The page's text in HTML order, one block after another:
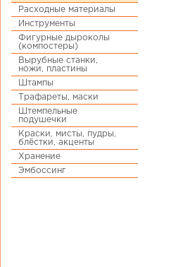
Расходные материалы
Инструменты
Фигурные дыроколы
(компостеры)
Вырубные станки,
ножи, пластины
Штампы
Трафареты, маски
Штемпельные
подушечки
Краски, мисты, пудры,
блёстки, акценты
Хранение
Эмбоссинг